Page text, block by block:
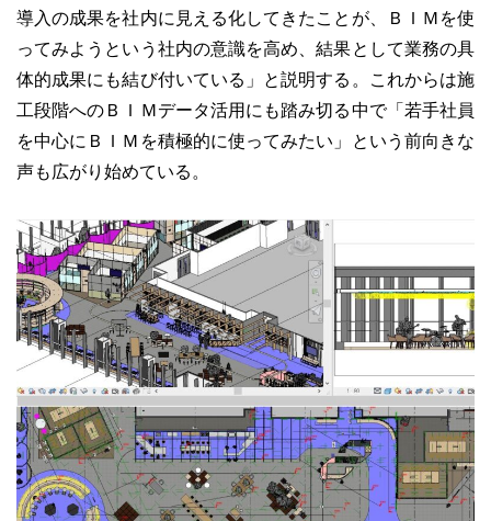
導入の成果を社内に見える化してきたことが、ＢＩＭを使
ってみようという社内の意識を高め、結果として業務の具
体的成果にも結び付いている」と説明する。これからは施
工段階へのＢＩＭデータ活用にも踏み切る中で「若手社員
を中心にＢＩＭを積極的に使ってみたい」という前向きな
声も広がり始めている。